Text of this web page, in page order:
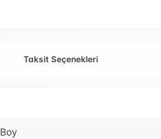
Taksit Seçenekleri
Boy